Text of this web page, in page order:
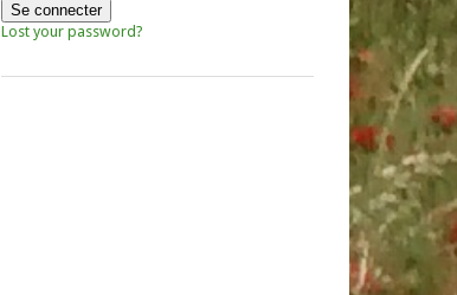
Lost your password?